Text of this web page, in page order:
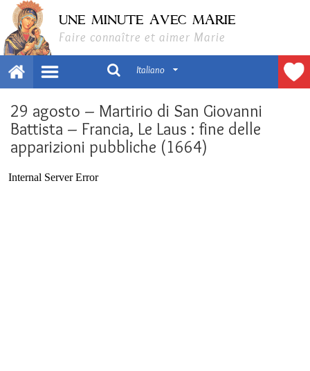
UNE MINUTE AVEC MARIE
Faire connaître et aimer Marie
Italiano
29 agosto – Martirio di San Giovanni
Battista – Francia, Le Laus : fine delle
apparizioni pubbliche (1664)